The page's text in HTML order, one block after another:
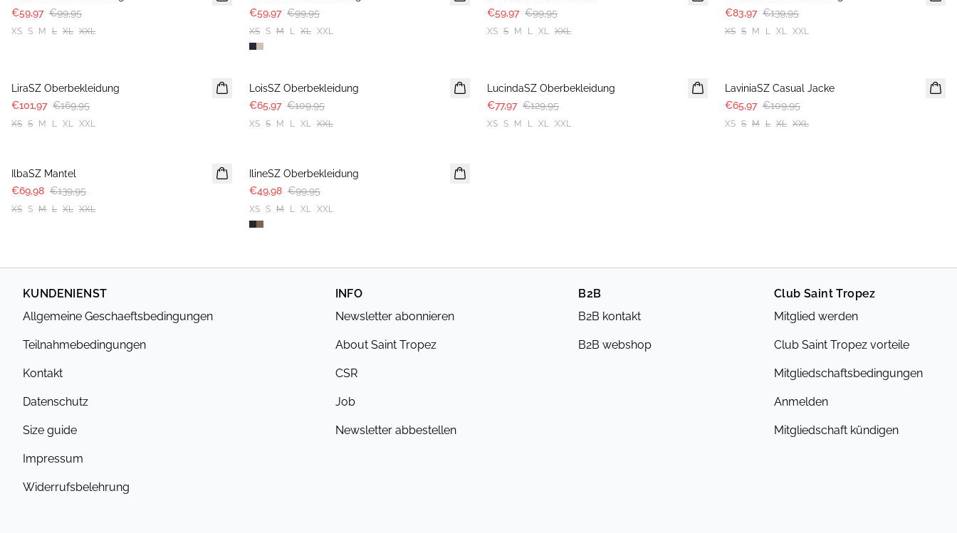
€59,97 €99,95
XS S M L XL XXL
€59,97 €99,95
XS S M L XL XXL
€59,97 €99,95
XS S M L XL XXL
€83,97 €139,95
XS S M L XL XXL
LiraSZ Oberbekleidung
€101,97 €169,95
XS S M L XL XXL
LoisSZ Oberbekleidung
€65,97 €109,95
XS S M L XL XXL
LucindaSZ Oberbekleidung
€77,97 €129,95
XS S M L XL XXL
LaviniaSZ Casual Jacke
€65,97 €109,95
XS S M L XL XXL
IlbaSZ Mantel
€69,98 €139,95
XS S M L XL XXL
IlineSZ Oberbekleidung
€49,98 €99,95
XS S M L XL XXL
KUNDENIENST
Allgemeine Geschaeftsbedingungen
Teilnahmebedingungen
Kontakt
Datenschutz
Size guide
Impressum
Widerrufsbelehrung
INFO
Newsletter abonnieren
About Saint Tropez
CSR
Job
Newsletter abbestellen
B2B
B2B kontakt
B2B webshop
Club Saint Tropez
Mitglied werden
Club Saint Tropez vorteile
Mitgliedschaftsbedingungen
Anmelden
Mitgliedschaft kündigen